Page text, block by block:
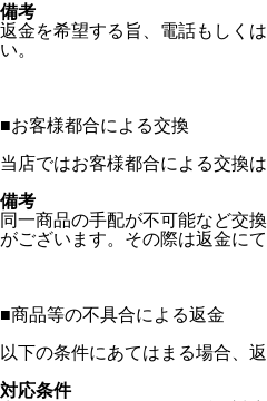
備考
返金を希望する旨、電話もしく
い。
■お客様都合による交換
当店ではお客様都合による交換
備考
同一商品の手配が不可能など交
がございます。その際は返金に
■商品等の不具合による返金
以下の条件にあてはまる場合、
対応条件